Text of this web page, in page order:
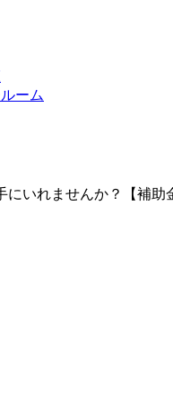
ーム
にいれませんか？【補助